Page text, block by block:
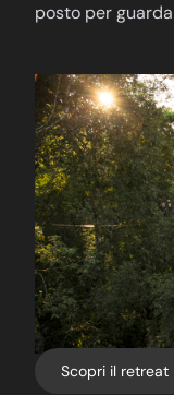
posto per
Scopri il retreat